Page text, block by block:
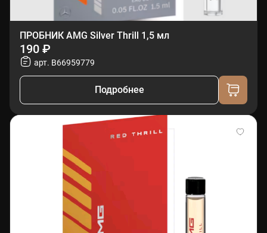
ПРОБНИК AMG Silver Thrill 1,5 мл
190 ₽
арт. B66959779
Подробнее